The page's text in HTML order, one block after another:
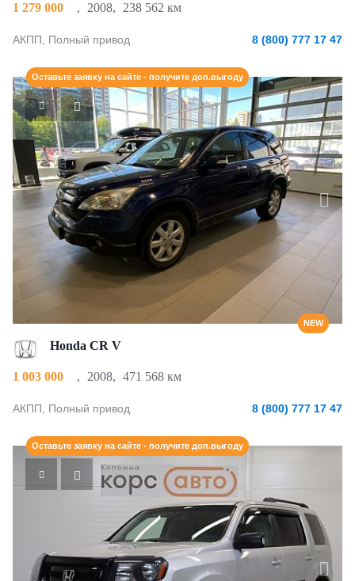
1 279 000 , 2008, 238 562 км
АКПП, Полный привод 8 (800) 777 17 47
NEW
Оставьте заявку на сайте - получите доп.выгоду
Honda CR V
1 003 000 , 2008, 471 568 км
АКПП, Полный привод 8 (800) 777 17 47
Оставьте заявку на сайте - получите доп.выгоду